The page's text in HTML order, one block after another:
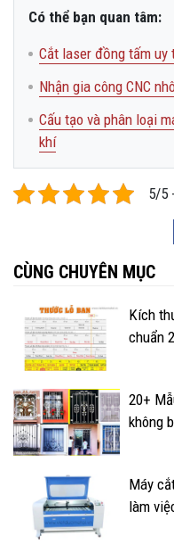
Có thể bạn quan tâm:
Cắt laser đồng tấm uy
Nhận gia công CNC
Cấu tạo và phân loại
khí
5/5
CÙNG CHUYÊN MỤC
Kích
chuẩn
20+
không
Máy
làm